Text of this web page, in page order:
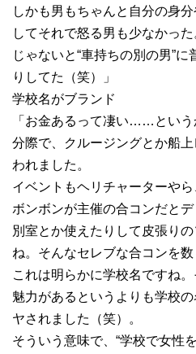
しかも男もちゃんと自分の身
してそれで怒る男も少なかっ
じゃないと“車持ちの別の男”
りしてた（笑）」
学校名がブランド
「お金あるって凄い……とい
分際で、クルージングとか船
われました。
イベントもヘリチャーターや
ボンボンが主催の合コンだと
別室とか使えたりして皮張り
ね。そんなセレブな合コンを
これは明らかに学校名ですね
魅力があるというよりも学校
ヤされました（笑）。
そういう意味で、“学校で女性